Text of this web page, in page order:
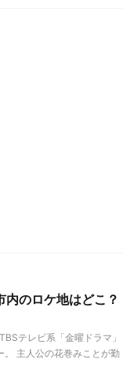
内のロケ地はどこ？
テレビ系「金曜ドラマ」
主人公の花巻みことが勤